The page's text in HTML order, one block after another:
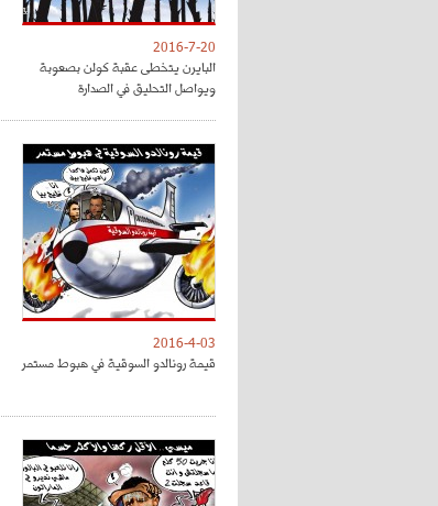
2016-7-20
البايرن يتخطى عقبة كولن بصعوبة
ويواصل التحليق في الصدارة
2016-4-03
قيمة رونالدو السوقية في هبوط مستمر